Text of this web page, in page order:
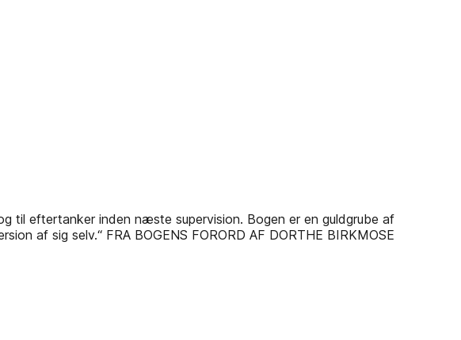
til eftertanker inden næste supervision. Bogen er en guldgrube af
af sig selv.“ FRA BOGENS FORORD AF DORTHE BIRKMOSE